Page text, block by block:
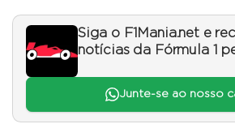
Siga o F1Mania.net e
notícias da Fórmula 1
Junte-se ao nosso